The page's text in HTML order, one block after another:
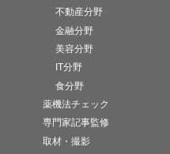
不動産分野
金融分野
美容分野
IT分野
食分野
薬機法チェック
専門家記事監修
取材・撮影